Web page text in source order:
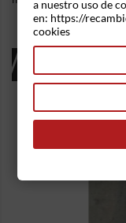
16 OTROS
a nuestro uso de
en: https://
cookies